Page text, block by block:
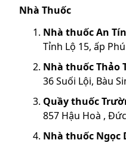
Nhà Thuốc
Nhà thuốc An
Tỉnh Lộ 15, ấp
Nhà thuốc Thảo
36 Suối Lội, Bàu
Quầy thuốc
857 Hậu Hoà ,
Nhà thuốc Ngọc